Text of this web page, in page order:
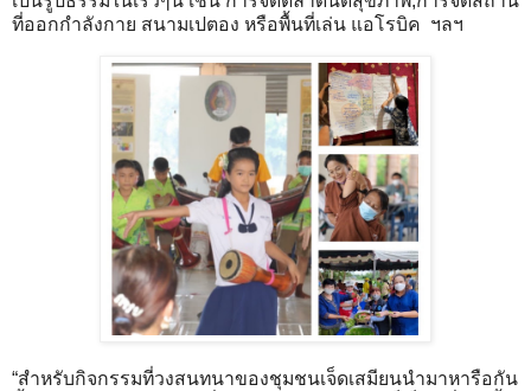
ที่ออกกำลังกาย สนามเปตอง หรือพื้นที่เล่น แอโรบิค ฯลฯ
“สำหรับกิจกรรมที่วงสนทนาของชุมชนเจ็ดเสมียนนำมาหารือกัน